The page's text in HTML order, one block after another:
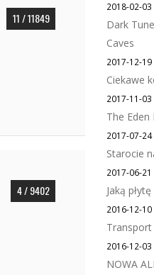
11 / 11849
4 / 9402
2018-02-03
Dark
Caves
2017-12-19
Ciekawe
2017-11-
The Eden
2017-07-
Starocie
2017-06-21
Jaką
2016-12-10
Transport
2016-12-
NOWA